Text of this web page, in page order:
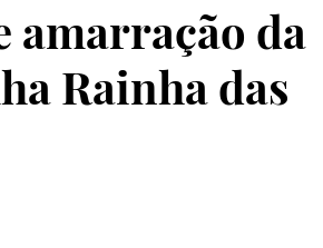
amarração da
Rainha das